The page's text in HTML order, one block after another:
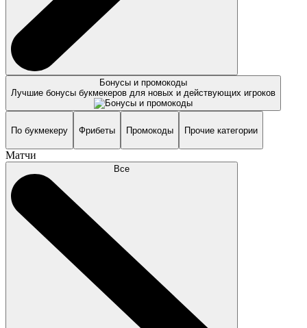
Бонусы и промокоды
Лучшие бонусы букмекеров для новых и действующих игроков
По букмекеру Фрибеты Промокоды Прочие категории
Матчи
Все